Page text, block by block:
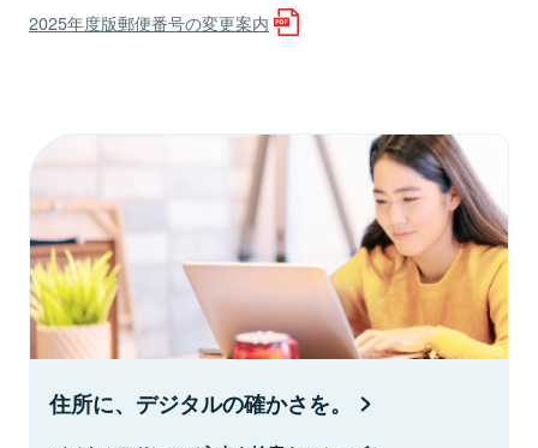
2025年度版郵便番号の変更案内
住所に、デジタルの確かさを。